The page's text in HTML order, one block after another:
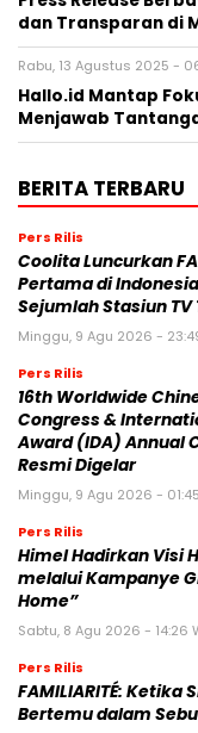
dan Transparan di
Rabu, 13 Agustus 2025 -
Hallo.id Mantap
Menjawab
BERITA TERBARU
Pers Rilis
Coolita Luncurkan
Pertama di
Sejumlah Stasiun
Minggu, 9 Agu 2026 -
Pers Rilis
16th Worldwide
Congress &
Award (IDA) Annual
Resmi Digelar
Minggu, 9 Agu 2026 -
Pers Rilis
Himel Hadirkan Visi
melalui Kampanye
Home”
Sabtu, 8 Agu 2026 - 14:26
Pers Rilis
FAMILIARITÉ: Ketika
Bertemu dalam